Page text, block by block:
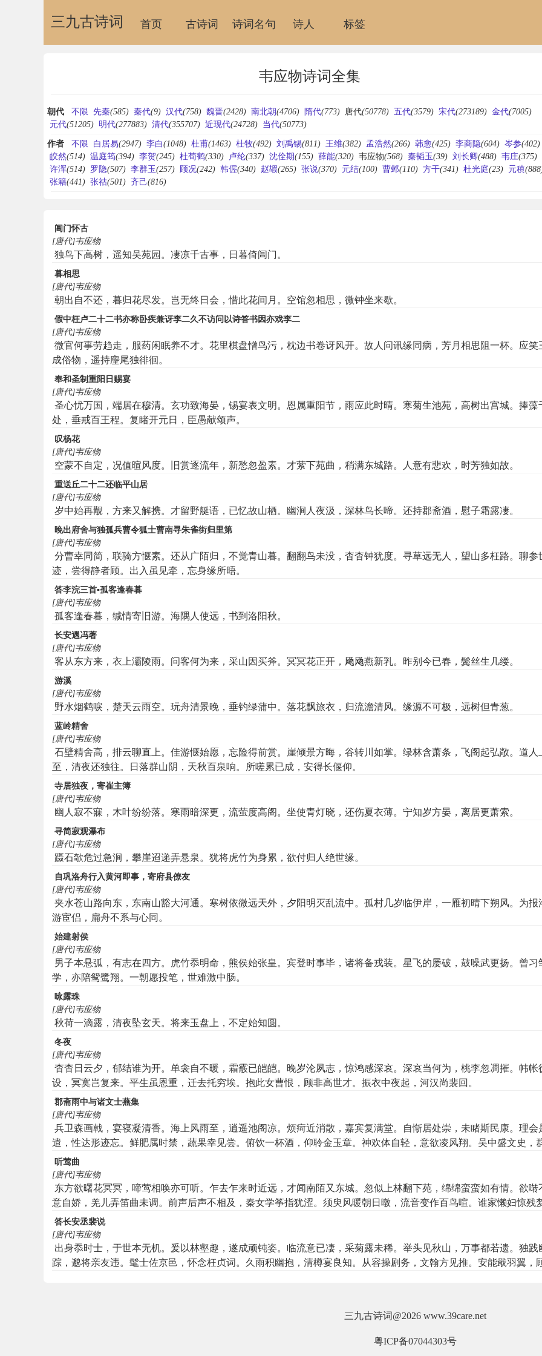
三九古诗词 首页 古诗词 诗词名句 诗人 标签
韦应物诗词全集
朝代 不限 先秦(585) 秦代(9) 汉代(758) 魏晋(2428) 南北朝(4706) 隋代(773) 唐代(50778) 五代(3579) 宋代(273189) 金代(7005)
元代(51205) 明代(277883) 清代(355707) 近现代(24728) 当代(50773)
作者 不限 白居易(2947) 李白(1048) 杜甫(1463) 杜牧(492) 刘禹锡(811) 王维(382) 孟浩然(266) 韩愈(425) 李商隐(604) 岑参(402)
皎然(514) 温庭筠(394) 李贺(245) 杜荀鹤(330) 卢纶(337) 沈佺期(155) 薛能(320) 韦应物(568) 秦韬玉(39) 刘长卿(488) 韦庄(375)
许浑(514) 罗隐(507) 李群玉(257) 顾况(242) 韩偓(340) 赵嘏(265) 张说(370) 元结(100) 曹邺(110) 方干(341) 杜光庭(23) 元稹
张籍(441) 张祜(501) 齐己(816)
阊门怀古
[唐代]韦应物
独鸟下高树，遥知吴苑园。凄凉千古事，日暮倚阊门。
暮相思
[唐代]韦应物
朝出自不还，暮归花尽发。岂无终日会，惜此花间月。空馆忽相思，微钟坐来歇。
假中枉卢二十二书亦称卧疾兼讶李二久不访问以诗答书因亦戏李二
[唐代]韦应物
微官何事劳趋走，服药闲眠养不才。花里棋盘憎鸟污，枕边书卷讶风开。故人问讯缘同病，芳月相思阻一杯。应笑
成俗物，遥持麈尾独徘徊。
奉和圣制重阳日赐宴
[唐代]韦应物
圣心忧万国，端居在穆清。玄功致海晏，锡宴表文明。恩属重阳节，雨应此时晴。寒菊生池苑，高树出宫城。捧藻
处，垂戒百王程。复睹开元日，臣愚献颂声。
叹杨花
[唐代]韦应物
空蒙不自定，况值暄风度。旧赏逐流年，新愁忽盈素。才萦下苑曲，稍满东城路。人意有悲欢，时芳独如故。
重送丘二十二还临平山居
[唐代]韦应物
岁中始再觏，方来又解携。才留野艇语，已忆故山栖。幽涧人夜汲，深林鸟长啼。还持郡斋酒，慰子霜露凄。
晚出府舍与独孤兵曹令狐士曹南寻朱雀街归里第
[唐代]韦应物
分曹幸同简，联骑方惬素。还从广陌归，不觉青山暮。翻翻鸟未没，杳杳钟犹度。寻草远无人，望山多枉路。聊参
迹，尝得静者顾。出入虽见牵，忘身缘所晤。
答李浣三首▪孤客逢春暮
[唐代]韦应物
孤客逢春暮，缄情寄旧游。海隅人使远，书到洛阳秋。
长安遇冯著
[唐代]韦应物
客从东方来，衣上灞陵雨。问客何为来，采山因买斧。冥冥花正开，飏飏燕新乳。昨别今已春，鬓丝生几缕。
游溪
[唐代]韦应物
野水烟鹤唳，楚天云雨空。玩舟清景晚，垂钓绿蒲中。落花飘旅衣，归流澹清风。缘源不可极，远树但青葱。
蓝岭精舍
[唐代]韦应物
石壁精舍高，排云聊直上。佳游惬始愿，忘险得前赏。崖倾景方晦，谷转川如掌。绿林含萧条，飞阁起弘敞。道人
至，清夜还独往。日落群山阴，天秋百泉响。所嗟累已成，安得长偃仰。
寺居独夜，寄崔主簿
[唐代]韦应物
幽人寂不寐，木叶纷纷落。寒雨暗深更，流萤度高阁。坐使青灯晓，还伤夏衣薄。宁知岁方晏，离居更萧索。
寻简寂观瀑布
[唐代]韦应物
蹑石欹危过急涧，攀崖迢递弄悬泉。犹将虎竹为身累，欲付归人绝世缘。
自巩洛舟行入黄河即事，寄府县僚友
[唐代]韦应物
夹水苍山路向东，东南山豁大河通。寒树依微远天外，夕阳明灭乱流中。孤村几岁临伊岸，一雁初晴下朔风。为报
游宦侣，扁舟不系与心同。
始建射侯
[唐代]韦应物
男子本悬弧，有志在四方。虎竹忝明命，熊侯始张皇。宾登时事毕，诸将备戎装。星飞的屡破，鼓噪武更扬。曾习
学，亦陪鸳鹭翔。一朝愿投笔，世难激中肠。
咏露珠
[唐代]韦应物
秋荷一滴露，清夜坠玄天。将来玉盘上，不定始知圆。
冬夜
[唐代]韦应物
杳杳日云夕，郁结谁为开。单衾自不暖，霜霰已皑皑。晚岁沦夙志，惊鸿感深哀。深哀当何为，桃李忽凋摧。帏帐
设，冥寞岂复来。平生虽恩重，迁去托穷埃。抱此女曹恨，顾非高世才。振衣中夜起，河汉尚裴回。
郡斋雨中与诸文士燕集
[唐代]韦应物
兵卫森画戟，宴寝凝清香。海上风雨至，逍遥池阁凉。烦疴近消散，嘉宾复满堂。自惭居处崇，未睹斯民康。理会
遣，性达形迹忘。鲜肥属时禁，蔬果幸见尝。俯饮一杯酒，仰聆金玉章。神欢体自轻，意欲凌风翔。吴中盛文史，
汪洋。方知大藩地，岂曰财赋疆。
听莺曲
[唐代]韦应物
东方欲曙花冥冥，啼莺相唤亦可听。乍去乍来时近远，才闻南陌又东城。忽似上林翻下苑，绵绵蛮蛮如有情。欲啭
意自娇，羌儿弄笛曲未调。前声后声不相及，秦女学筝指犹涩。须臾风暖朝日暾，流音变作百鸟喧。谁家懒妇惊残
处愁人忆故园？伯劳飞过声跼促，戴胜下时桑田绿。不及流莺日日啼花间，能使万家春意闲。有时断续听不了，飞
犹袅袅。还栖碧树锁千门，春漏方残一声晓。
答长安丞裴说
[唐代]韦应物
出身忝时士，于世本无机。爰以林壑趣，遂成顽钝姿。临流意已凄，采菊露未稀。举头见秋山，万事都若遗。独践
踪，邈将亲友违。髦士佐京邑，怀念枉贞词。久雨积幽抱，清樽宴良知。从容操剧务，文翰方见推。安能戢羽翼，
三九古诗词@2026 www.39care.net
粤ICP备07044303号